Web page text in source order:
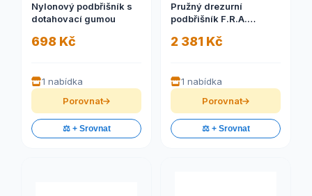
Nylonový podbřišník s
dotahovací gumou
698 Kč
1 nabídka
Porovnat
⚖️ + Srovnat
Pružný drezurní
podbřišník F.R.A.
2 381 Kč
1 nabídka
Porovnat
⚖️ + Srovnat